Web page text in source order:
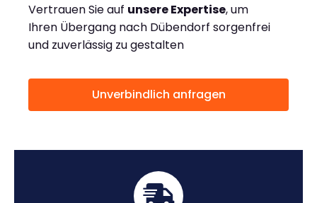
Vertrauen Sie auf unsere Expertise, um
Ihren Übergang nach Dübendorf sorgenfrei
und zuverlässig zu gestalten
Unverbindlich anfragen